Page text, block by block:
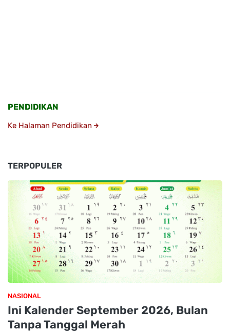
PENDIDIKAN
Ke Halaman Pendidikan
TERPOPULER
NASIONAL
Ini Kalender September 2026, Bulan
Tanpa Tanggal Merah